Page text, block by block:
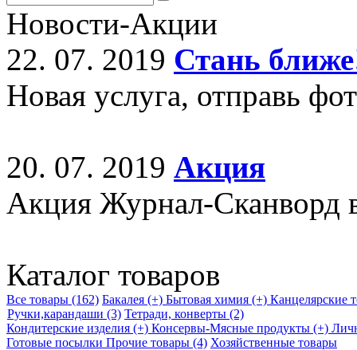
Новости-Акции
22. 07. 2019 Стань
Новая услуга, отправь
20. 07. 2019 Акция
Акция Журнал-Сканворд
Каталог товаров
Все товары (162) Бакалея (+) Бытовая химия (+) Канцелярские
Ручки,карандаши (3) Тетради, конверты (2)
Кондитерские изделия (+) Консервы-Мясные продукты (+)
Готовые посылки Прочие товары (4) Хозяйственные товары